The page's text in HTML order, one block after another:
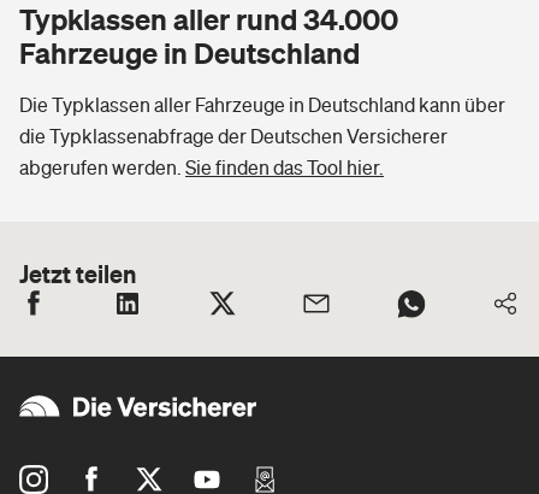
Typklassen aller rund 34.000
Fahrzeuge in Deutschland
Die Typklassen aller Fahrzeuge in Deutschland kann über
die Typklassenabfrage der Deutschen Versicherer
abgerufen werden. Sie finden das Tool hier.
Jetzt teilen